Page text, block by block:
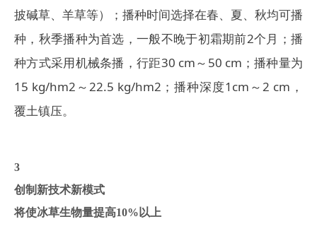
披碱草、羊草等）；播种时间选择在春、夏、秋均可播
种，秋季播种为首选，一般不晚于初霜期前2个月；播
种方式采用机械条播，行距30 cm～50 cm；播种量为
15 kg/hm2～22.5 kg/hm2；播种深度1cm～2 cm，
覆土镇压。
3
创制新技术新模式
将使冰草生物量提高10%以上